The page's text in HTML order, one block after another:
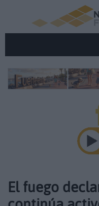
El fuego